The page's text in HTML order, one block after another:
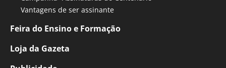
Vantagens de ser assinante
Feira do Ensino e Formação
Loja da Gazeta